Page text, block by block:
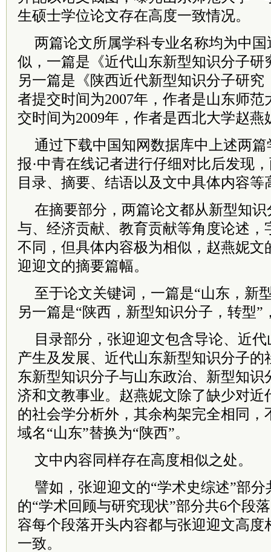
生硕士学位论文存在高度一致情况。
两篇论文所属学科专业名称均为中
似，一篇是《近代山东新型知识分子研
另一篇是《陕西近代新型知识分子研究
者提交时间为2007年，作者是山东师
交时间为2009年，作者是西北大学赵燕
通过下载中国知网数据库中上述两
报·中青在线记者进行仔细对比后发现
目录、摘要、结语以及文中具体内容等
在摘要部分，两篇论文都从新型知
与、经济贡献、教育贡献等角度论述，
不同，但具体内容极为相似，赵燕妮文
迎迎文的摘要篇幅。
至于论文关键词，一篇是“山东，新
另一篇是“陕西，新型知识分子，转型”
目录部分，张迎迎文包含导论、近
产生及发展、近代山东新型知识分子的
东新型知识分子与山东政治、新型知识
济和文教事业。赵燕妮文除了缺少对近
的社会学分析外，其余构架完全相同，
域名“山东”替换为“陕西”。
文中内容同样存在高度相似之处。
譬如，张迎迎文的“学术史综述”部
的“学术回顾与研究现状”部分共6个段
容每个段落开头内容都与张迎迎文高度
一致。